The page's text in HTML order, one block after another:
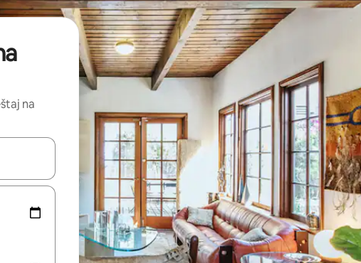
na
i dolje pomoću strelica ili ih pregledajte dodirom ili povlačenjem prsta.